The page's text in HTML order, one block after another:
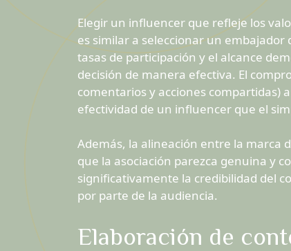
Elegir un influencer que refleje los
es similar a seleccionar un
tasas de participación y el alcance
decisión de manera efectiva. El
comentarios y acciones compartidas)
efectividad de un influencer que el
Además, la alineación entre la marca
que la asociación parezca genuina y
significativamente la credibilidad del
por parte de la audiencia.
Elaboración de